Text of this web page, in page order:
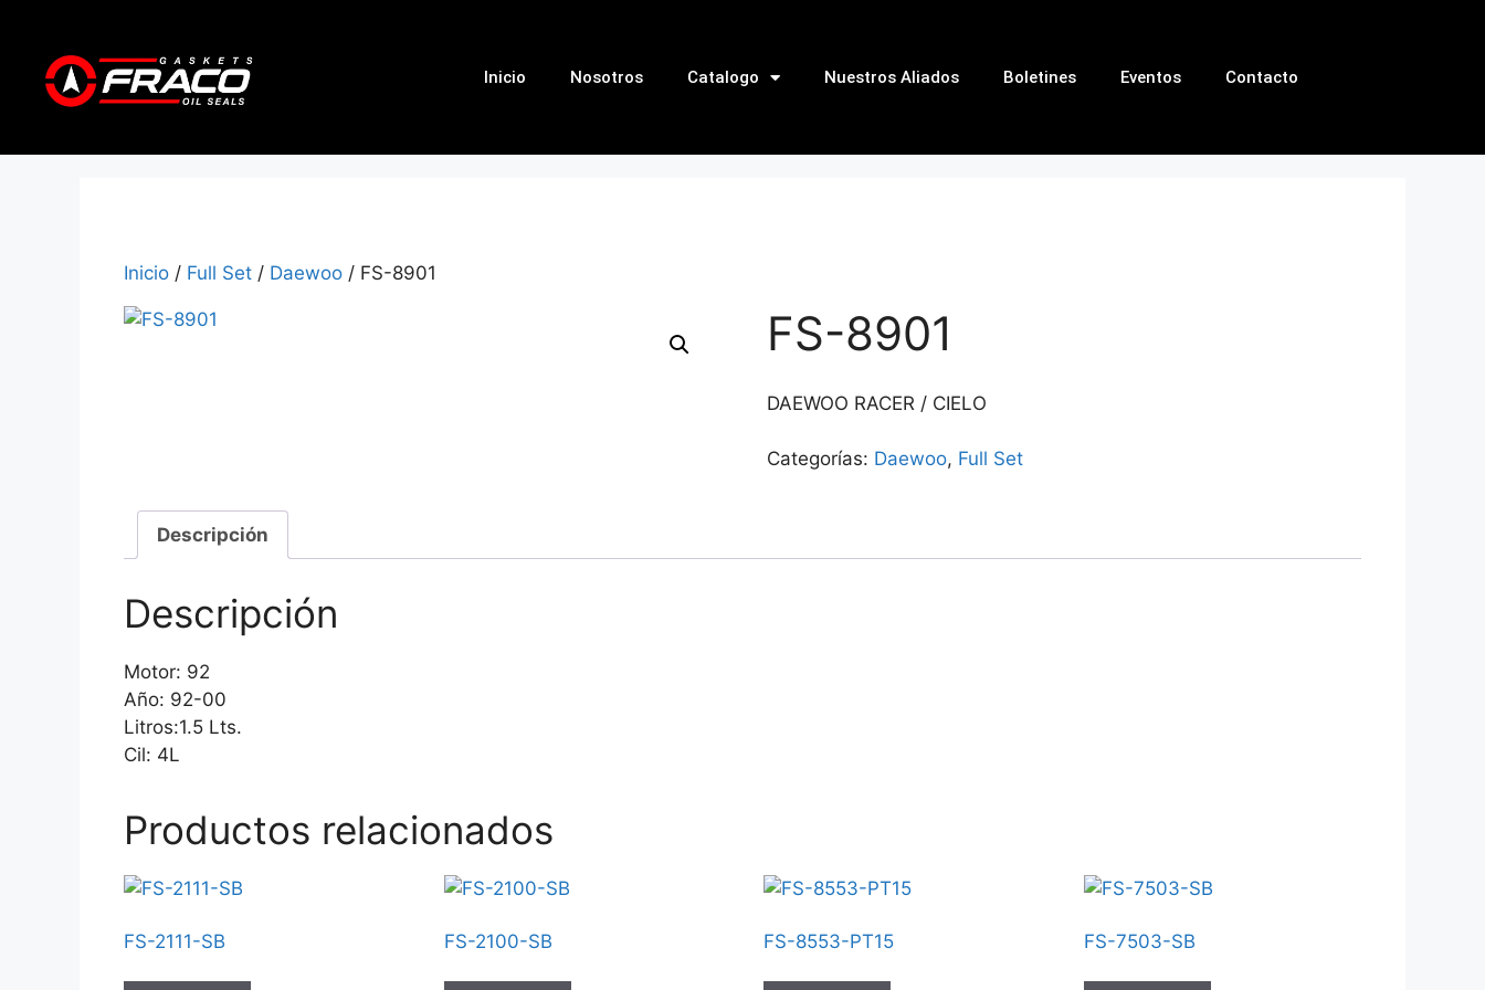
Inicio Nosotros Catalogo Nuestros Aliados Boletines Eventos Contacto
Inicio / Full Set / Daewoo / FS-8901
FS-8901
DAEWOO RACER / CIELO
Categorías: Daewoo, Full Set
Descripción
Descripción
Motor: 92
Año: 92-00
Litros:1.5 Lts.
Cil: 4L
Productos relacionados
FS-2111-SB FS-2100-SB FS-8553-PT15 FS-7503-SB